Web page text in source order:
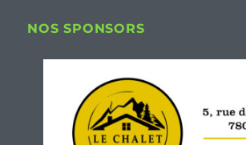
NOS SPONSORS